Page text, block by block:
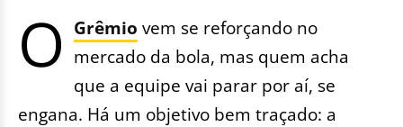
O Grêmio vem se reforçando no
mercado da bola, mas quem acha
que a equipe vai parar por aí, se
engana. Há um objetivo bem traçado: a